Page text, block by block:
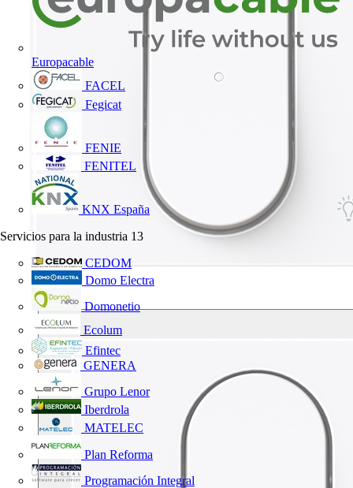
Europacable
FACEL
Fegicat
FENIE
FENITEL
KNX España
Servicios para la industria 13
CEDOM
Domo Electra
Domonetio
Ecolum
Efintec
GENERA
Grupo Lenor
Iberdrola
MATELEC
Plan Reforma
Programación Integral